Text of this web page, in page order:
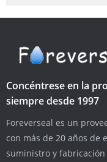
Concéntrese en la
siempre desde 1997
Foreverseal es un
con más de 20 años de
suministro y fabricación